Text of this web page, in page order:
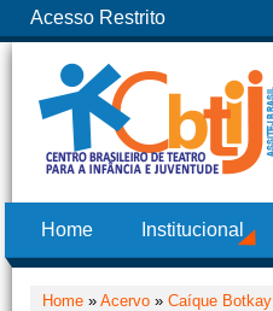
Acesso Restrito
Home Institucional
Home » Acervo » Caíque Botkay